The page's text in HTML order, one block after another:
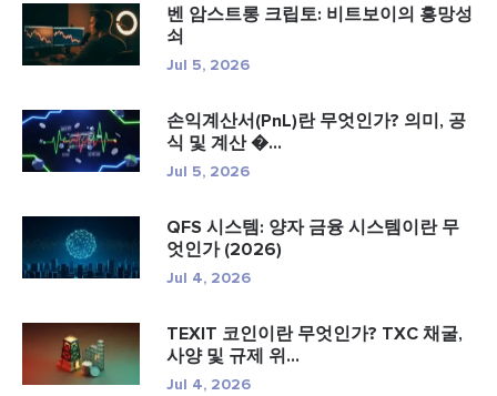
벤 암스트롱 크립토: 비트보이의 흥망성
쇠
Jul 5, 2026
손익계산서(PnL)란 무엇인가? 의미, 공
식 및 계산 �...
Jul 5, 2026
QFS 시스템: 양자 금융 시스템이란 무
엇인가 (2026)
Jul 4, 2026
TEXIT 코인이란 무엇인가? TXC 채굴,
사양 및 규제 위...
Jul 4, 2026